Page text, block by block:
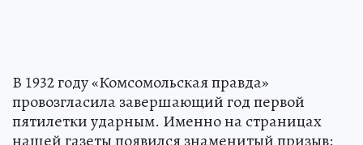
В 1932 году «Комсомольская правда»
провозгласила завершающий год первой
пятилетки ударным. Именно на страницах
нашей газеты появился знаменитый призыв: